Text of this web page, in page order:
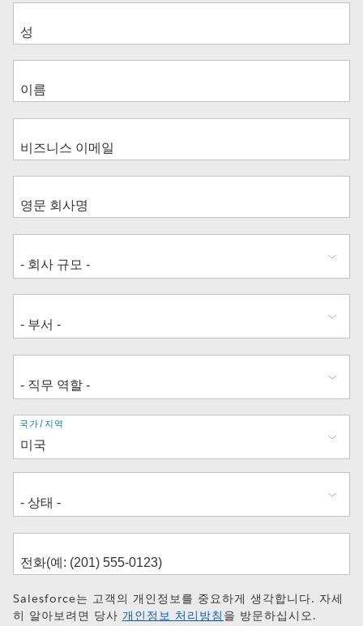
주
소
국가/지역
Salesforce는 고객의 개인정보를 중요하게 생각합니다. 자세
히 알아보려면 당사 개인정보 처리방침 을 방문하십시오.